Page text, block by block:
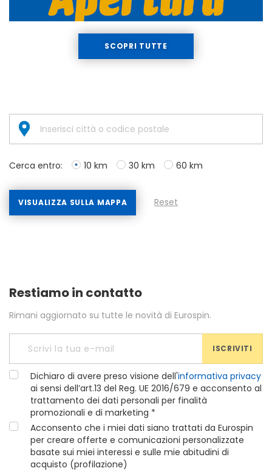
SCOPRI TUTTE
Cerca entro: 10 km 30 km 60 km
VISUALIZZA SULLA MAPPA Reset
Restiamo in contatto
Rimani aggiornato su tutte le novità di Eurospin.
ISCRIVITI
Dichiaro di avere preso visione dell'informativa privacy
ai sensi dell’art.13 del Reg. UE 2016/679 e acconsento al
trattamento dei dati personali per finalità
promozionali e di marketing *
Acconsento che i miei dati siano trattati da Eurospin
per creare offerte e comunicazioni personalizzate
basate sui miei interessi e sulle mie abitudini di
acquisto (profilazione)